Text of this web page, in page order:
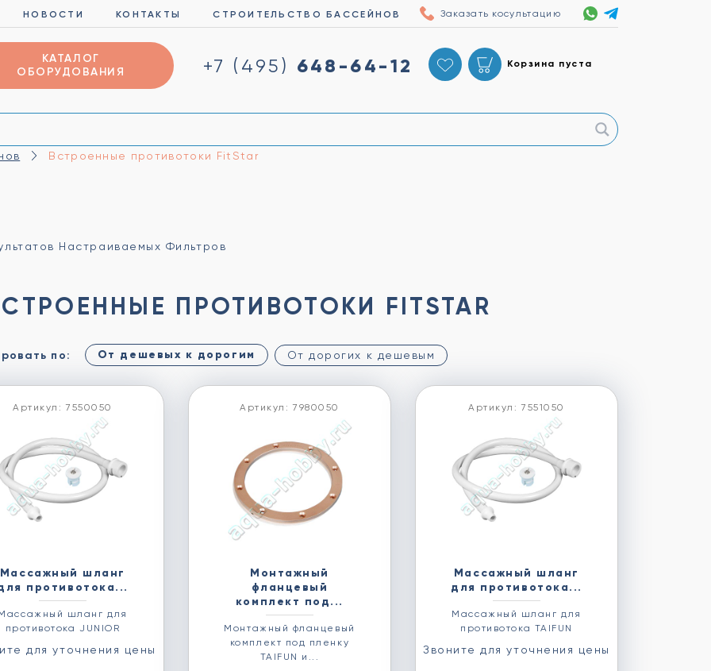
НОВОСТИ КОНТАКТЫ СТРОИТЕЛЬСТВО БАССЕЙНОВ Заказать косультацию
КАТАЛОГ
ОБОРУДОВАНИЯ
+7 (495) 648-64-12 Корзина пуста
Встроенные противотоки FitStar
Настраиваемых Фильтров
ПРОТИВОТОКИ FITSTAR
по: От дешевых к дорогим От дорогих к дешевым
Артикул: 7550050
Массажный шланг
противотока...
шланг для
противотока JUNIOR
для уточнения цены
Артикул: 7980050
Монтажный
фланцевый
комплект под...
Монтажный фланцевый
комплект под пленку
TAIFUN и...
Артикул: 7551050
Массажный шланг
для противотока...
Массажный шланг для
противотока TAIFUN
Звоните для уточнения цены